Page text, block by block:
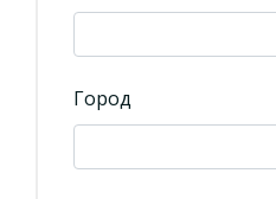
Город